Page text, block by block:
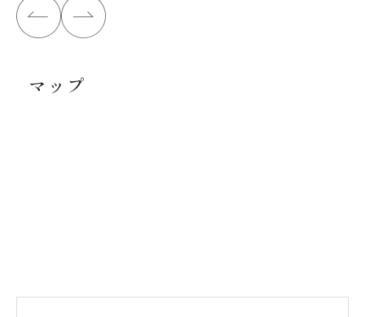
マップ